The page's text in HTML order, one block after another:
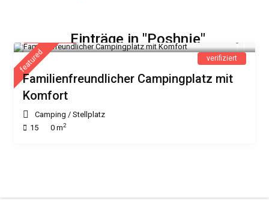
Einträge in "Poshnje"
featured verifiziert
Familienfreundlicher Campingplatz mit
Komfort
Camping /Stellplatz
15
0 m2